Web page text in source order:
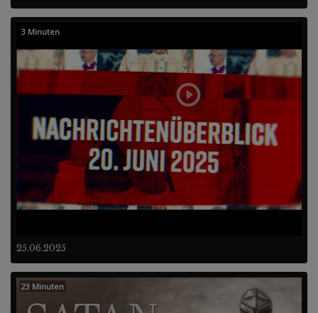
25.06.2025
3 Minuten
23 Minuten